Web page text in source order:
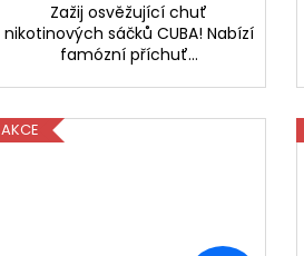
Zažij osvěžující chuť
nikotinových sáčků CUBA! Nabízí
famózní příchuť...
AKCE